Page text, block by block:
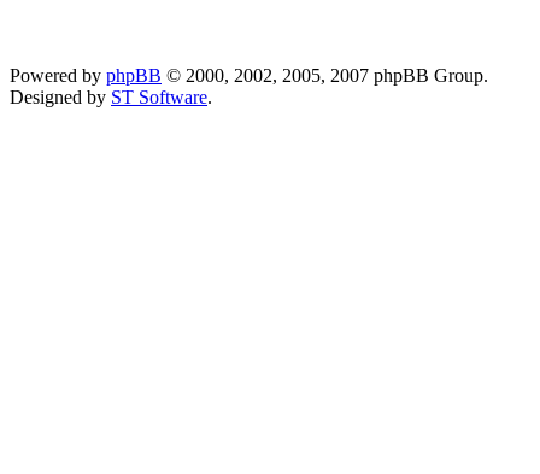
Powered by phpBB © 2000, 2002, 2005, 2007 phpBB Group.
Designed by ST Software.